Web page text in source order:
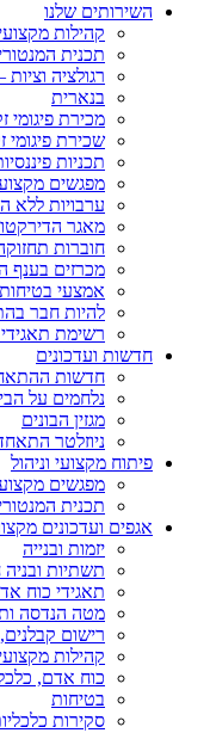
השירותים שלנו
קהילות
תכנית
רגולציה
בנארית
מכירת
שכירת
תכניות
מפגשים
ערבויות ללא
מאגר
חוברות
מכרזים בענף
אמצעי
להיות חבר
רשימת
חדשות ועדכונים
חדשות
נלחמים על
מגזין הבונים
ניוזלטר
פיתוח מקצועי וניהול
מפגשים
תכנית
אגפים ועדכונים
יזמות ובנייה
תשתיות ובניה
תאגידי כוח
מטה הנדסה
רישום
קהילות
כוח אדם,
בטיחות
סקירות